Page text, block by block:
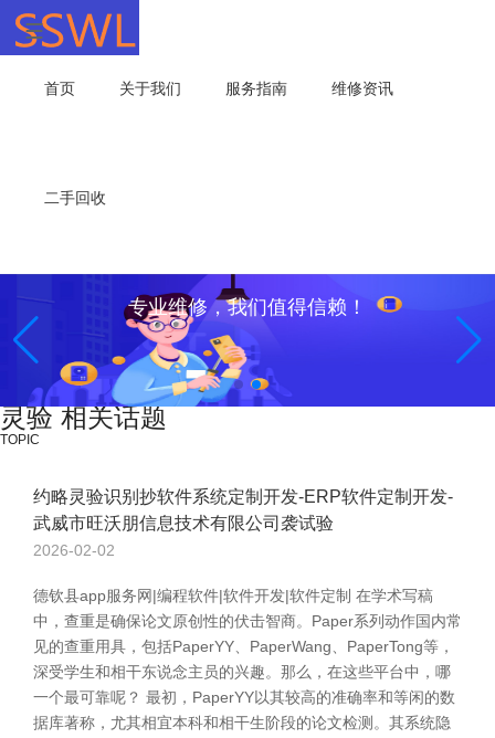
首页 关于我们 服务指南 维修资讯
二手回收
专业维修，我们值得信赖！
灵验 相关话题
TOPIC
约略灵验识别抄软件系统定制开发-ERP软件定制开发-
武威市旺沃朋信息技术有限公司袭试验
2026-02-02
德钦县app服务网|编程软件|软件开发|软件定制 在学术写稿
中，查重是确保论文原创性的伏击智商。Paper系列动作国内常
见的查重用具，包括PaperYY、PaperWang、PaperTong等，
深受学生和相干东说念主员的兴趣。那么，在这些平台中，哪
一个最可靠呢？ 最初，PaperYY以其较高的准确率和等闲的数
据库著称，尤其相宜本科和相干生阶段的论文检测。其系统隐